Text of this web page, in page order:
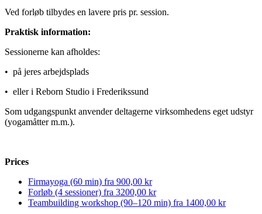
Ved forløb tilbydes en lavere pris pr. session.
Praktisk information:
Sessionerne kan afholdes:
• på jeres arbejdsplads
• eller i Reborn Studio i Frederikssund
Som udgangspunkt anvender deltagerne virksomhedens eget udstyr
(yogamåtter m.m.).
Prices
Firmayoga (60 min) fra 900,00 kr
Forløb (4 sessioner) fra 3200,00 kr
Teambuilding workshop (90–120 min) fra 1400,00 kr